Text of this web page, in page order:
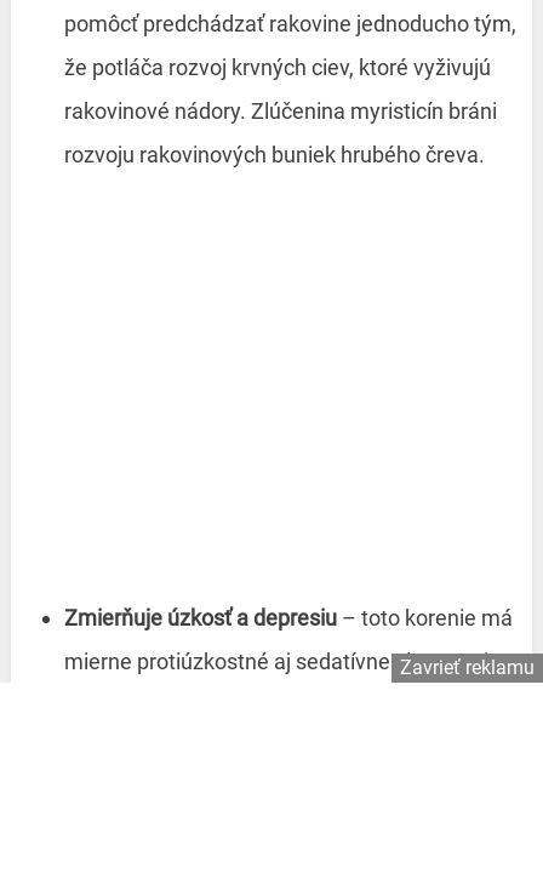
pomôcť predchádzať rakovine jednoducho tým,
že potláča rozvoj krvných ciev, ktoré vyživujú
rakovinové nádory. Zlúčenina myristicín bráni
rozvoju rakovinových buniek hrubého čreva.
Zmierňuje úzkosť a depresiu– toto korenie má
mierne protiúzkostné aj sedatívne vlastnosti,
Zavrieť reklamu